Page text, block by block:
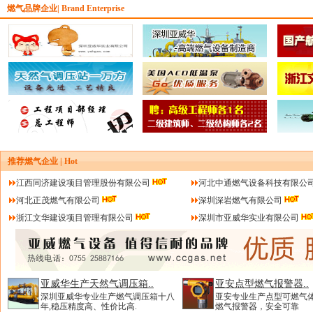
燃气品牌企业| Brand Enterprise
推荐燃气企业 | Hot
江西同济建设项目管理股份有限公司
河北中通燃气设备科技有限公
河北正茂燃气有限公司
深圳深岩燃气有限公司
浙江文华建设项目管理有限公司
深圳市亚威华实业有限公司
亚威华生产天然气调压箱..
深圳亚威华专业生产燃气调压箱十八
年,稳压精度高、性价比高.
亚安点型燃气报警器..
亚安专业生产点型可燃气
燃气报警器，安全可靠